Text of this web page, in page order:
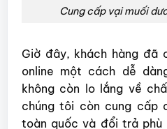
Cung cấp vại muối
Giờ đây, khách hàng đã
online một cách dễ
không còn lo lắng về
chúng tôi còn cung cấp
toàn quốc và đổi trả phù